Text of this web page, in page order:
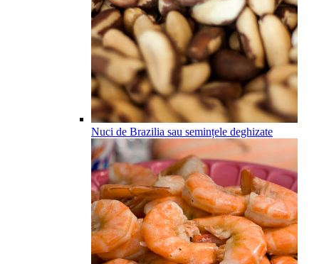
Nuci de Brazilia sau semințele deghizate